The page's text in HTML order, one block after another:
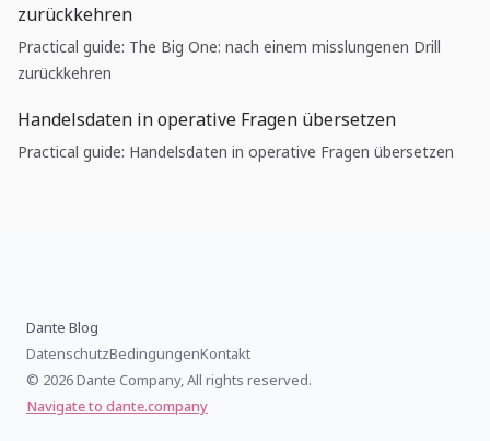
zurückkehren
Practical guide: The Big One: nach einem misslungenen Drill
zurückkehren
Handelsdaten in operative Fragen übersetzen
Practical guide: Handelsdaten in operative Fragen übersetzen
Dante Blog
DatenschutzBedingungenKontakt
© 2026 Dante Company, All rights reserved.
Navigate to dante.company